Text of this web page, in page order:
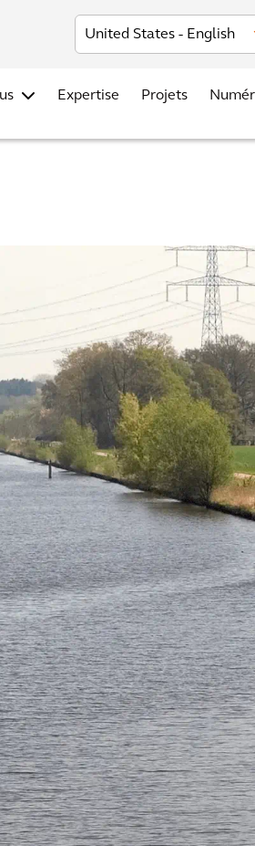
Actualités Localisation des
Expertise Projets